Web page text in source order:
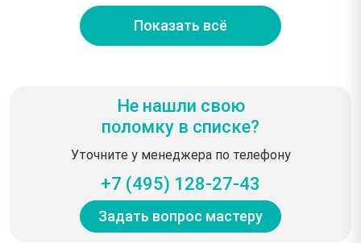
Показать всё
Не нашли свою
поломку в списке?
Уточните у менеджера по телефону
+7 (495) 128-27-43
Задать вопрос мастеру